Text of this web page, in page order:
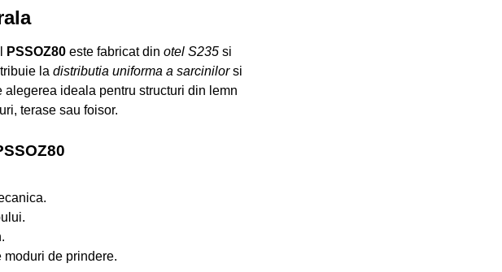
PSSOZ80este fabricat din otel S235si
la distributia uniforma a sarcinilorsi
ideala pentru structuri din lemn
terase sau foisor.
de prindere.